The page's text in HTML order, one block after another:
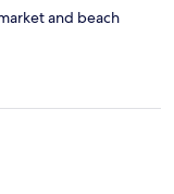
and beach